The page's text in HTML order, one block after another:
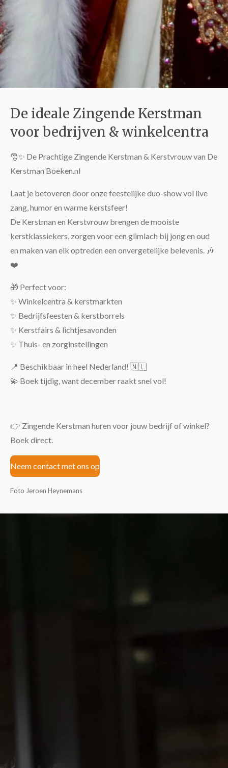
De ideale Zingende Kerstman
voor bedrijven & winkelcentra
🎅✨ De Prachtige Zingende Kerstman & Kerstvrouw van De
Kerstman Boeken.nl
Laat je betoveren door onze feestelijke duo-show vol live
zang, humor en warme kerstsfeer!
De Kerstman en Kerstvrouw brengen de mooiste
kerstklassiekers, zorgen voor een glimlach bij jong en oud
en maken van elk optreden een onvergetelijke belevenis. 🎶
❤️
🎁 Perfect voor:
✨ Winkelcentra & kerstmarkten
✨ Bedrijfsfeesten & kerstborrels
✨ Kerstfairs & lichtjesavonden
✨ Thuis- en zorginstellingen
📍 Beschikbaar in heel Nederland! 🇳🇱
💫 Boek tijdig, want december raakt snel vol!
👉 Zingende Kerstman huren voor jouw bedrijf of winkel?
Boek direct.
Neem contact met ons op
Foto Jeroen Heynemans